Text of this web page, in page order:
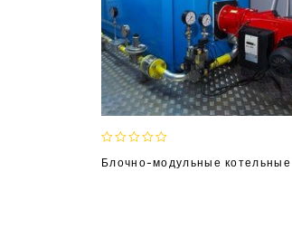
out
Блочно-модульные котельные